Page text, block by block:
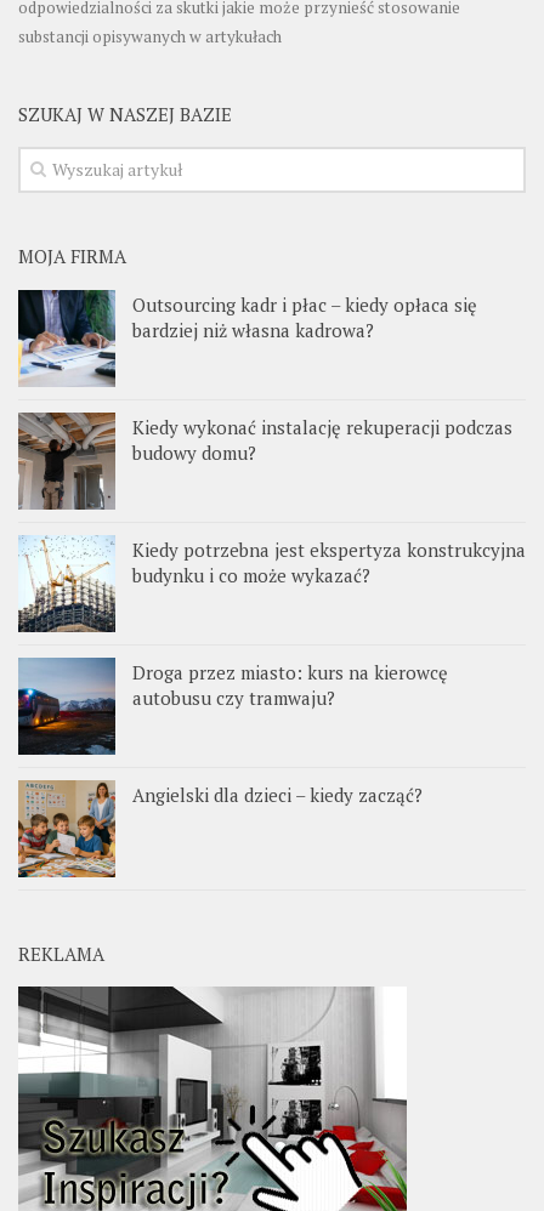
odpowiedzialności za skutki jakie może przynieść stosowanie
substancji opisywanych w artykułach
SZUKAJ W NASZEJ BAZIE
MOJA FIRMA
Outsourcing kadr i płac – kiedy opłaca się
bardziej niż własna kadrowa?
Kiedy wykonać instalację rekuperacji podczas
budowy domu?
Kiedy potrzebna jest ekspertyza konstrukcyjna
budynku i co może wykazać?
Droga przez miasto: kurs na kierowcę
autobusu czy tramwaju?
Angielski dla dzieci – kiedy zacząć?
REKLAMA